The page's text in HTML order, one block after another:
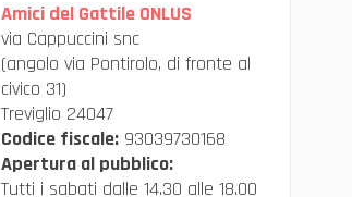
Amici del Gattile ONLUS
via Cappuccini snc
(angolo via Pontirolo, di fronte al
civico 31)
Treviglio 24047
Codice fiscale: 93039730168
Apertura al pubblico:
Tutti i sabati dalle 14.30 alle 18.00